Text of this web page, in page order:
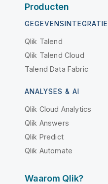
Producten
Qlik Talend
Qlik Talend Cloud
Talend Data Fabric
ANALYSES & AI
Qlik Cloud Analytics
Qlik Answers
Qlik Predict
Qlik Automate
Waarom Qlik?